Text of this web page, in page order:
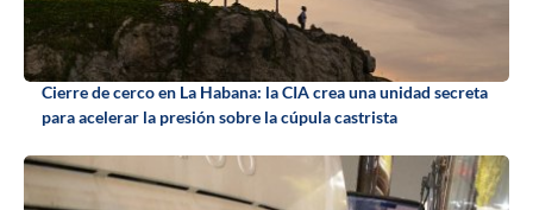
Cierre de cerco en La Habana: la CIA crea una unidad secreta
para acelerar la presión sobre la cúpula castrista